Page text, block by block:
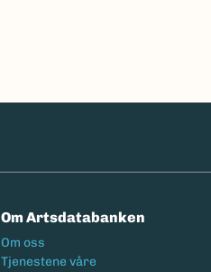
Om Artsdatabanken
Footermeny
Om oss
Tjenestene våre